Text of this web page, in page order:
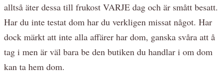
alltså äter dessa till frukost VARJE dag och är smått besatt.
Har du inte testat dom har du verkligen missat något. Har
dock märkt att inte alla affärer har dom, ganska svåra att å
tag i men är väl bara be den butiken du handlar i om dom
kan ta hem dom.